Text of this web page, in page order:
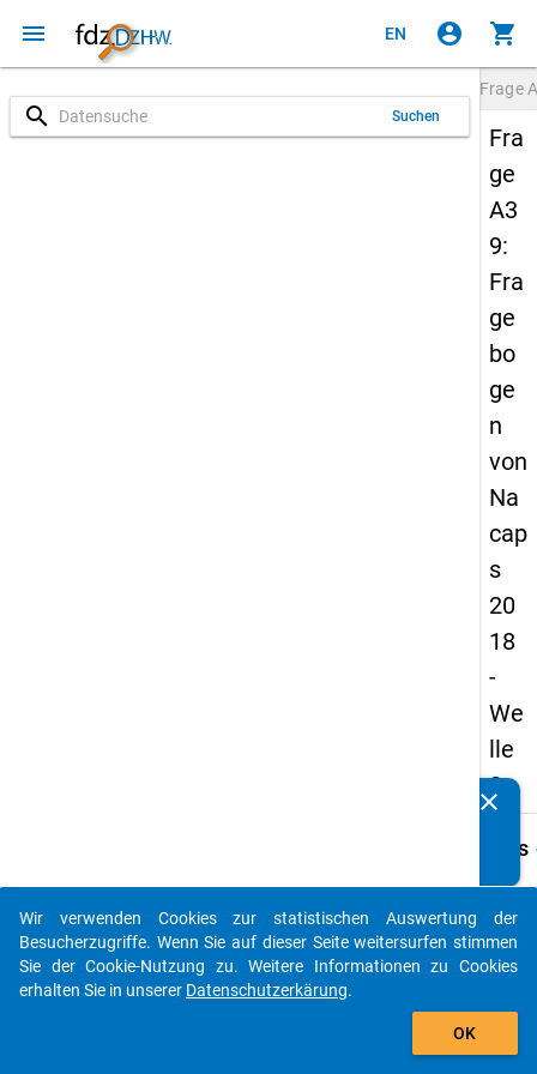
menu EN account_circle shopping_cart
search Suchen
Frage
Fra
ge
A3
9:
Fra
ge
bo
ge
n
von
Na
cap
s
20
18
-
We
lle
2
Details
A39
An
clear
auto_stories
add_shopping_cart
Wir verwenden Cookies zur statistischen Auswertung der
Besucherzugriffe. Wenn Sie auf dieser Seite weitersurfen stimmen
Sie der Cookie-Nutzung zu. Weitere Informationen zu Cookies
erhalten Sie in unserer Datenschutzerkärung.
OK